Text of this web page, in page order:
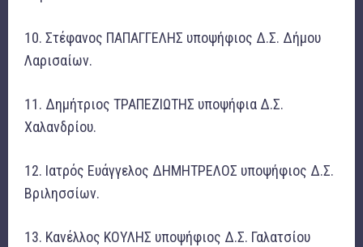
10. Στέφανος ΠΑΠΑΓΓΕΛΗΣ υποψήφιος Δ.Σ. Δήμου
Λαρισαίων.
11. Δημήτριος ΤΡΑΠΕΖΙΩΤΗΣ υποψήφια Δ.Σ.
Χαλανδρίου.
12. Ιατρός Ευάγγελος ΔΗΜΗΤΡΕΛΟΣ υποψήφιος Δ.Σ.
Βριλησσίων.
13. Κανέλλος ΚΟΥΛΗΣ υποψήφιος Δ.Σ. Γαλατσίου